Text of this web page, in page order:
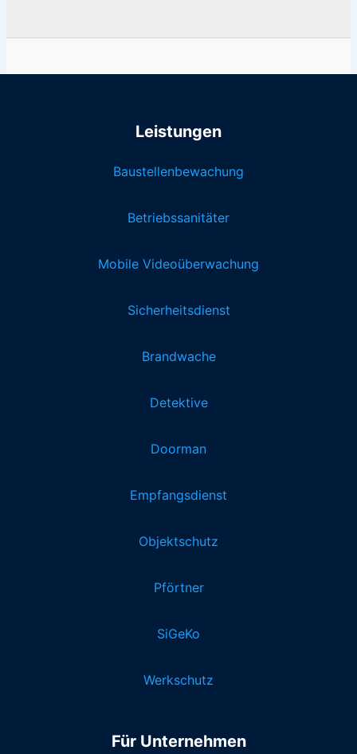
Leistungen
Baustellenbewachung
Betriebssanitäter
Mobile Videoüberwachung
Sicherheitsdienst
Brandwache
Detektive
Doorman
Empfangsdienst
Objektschutz
Pförtner
SiGeKo
Werkschutz
Für Unternehmen